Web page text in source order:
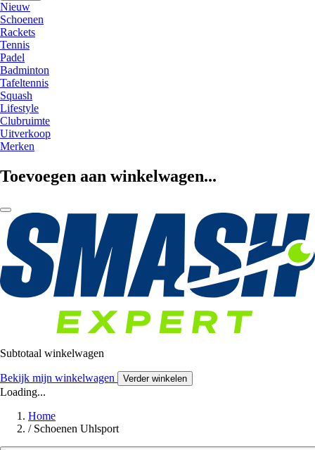
Nieuw
Schoenen
Rackets
Tennis
Padel
Badminton
Tafeltennis
Squash
Lifestyle
Clubruimte
Uitverkoop
Merken
Toevoegen aan winkelwagen...
Subtotaal winkelwagen
Bekijk mijn winkelwagen Verder winkelen
Loading...
Home
/ Schoenen Uhlsport